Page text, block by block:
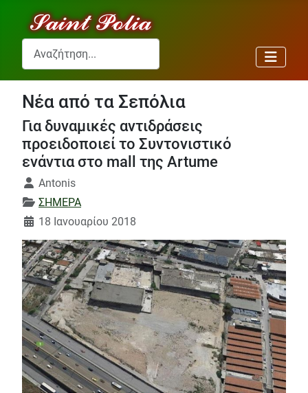
Αναζήτηση...
Νέα από τα Σεπόλια
Για δυναμικές αντιδράσεις
προειδοποιεί το Συντονιστικό
ενάντια στο mall της Artume
Λεπτομέρειες
Antonis
ΣΗΜΕΡΑ
18 Ιανουαρίου 2018